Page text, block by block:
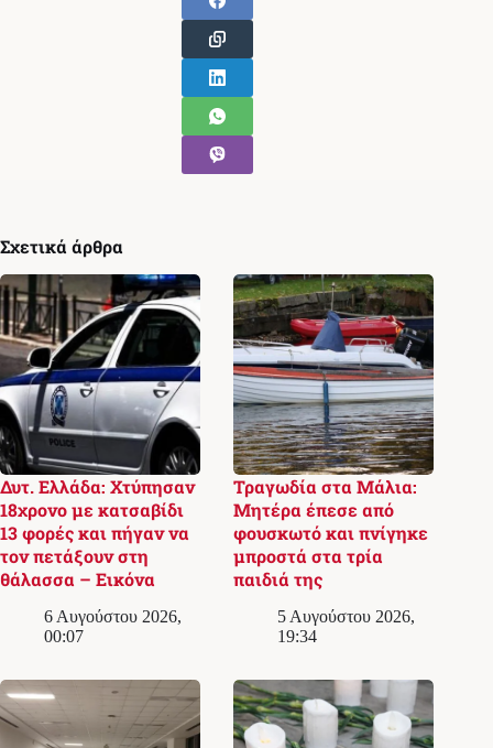
Σχετικά άρθρα
Δυτ. Ελλάδα: Χτύπησαν
18χρονο με κατσαβίδι
13 φορές και πήγαν να
τον πετάξουν στη
θάλασσα – Εικόνα
6 Αυγούστου 2026,
00:07
Τραγωδία στα Μάλια:
Μητέρα έπεσε από
φουσκωτό και πνίγηκε
μπροστά στα τρία
παιδιά της
5 Αυγούστου 2026,
19:34